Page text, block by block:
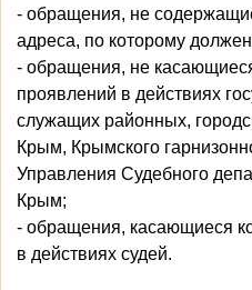
- обращения, не
адреса, по которому
- обращения, не
проявлений в действиях
служащих районных,
Крым, Крымского
Управления Судебного
Крым;
- обращения, касающиеся
в действиях судей.